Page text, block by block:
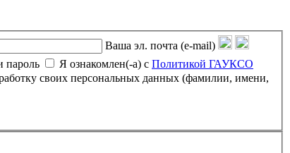
Ваша эл. почта (e-mail)
пароль Я ознакомлен(-а) с Политикой ГАУКСО